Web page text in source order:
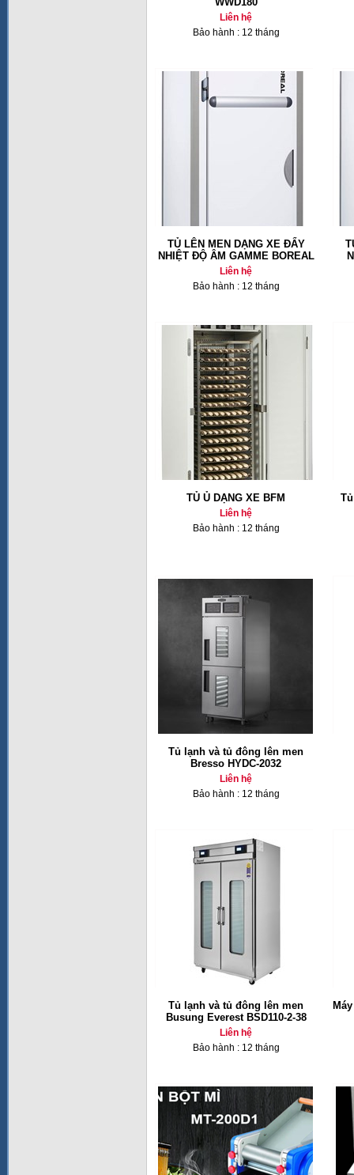
Liên hệ
Bảo hành : 12 tháng
TỦ LÊN MEN DẠNG XE ĐẨY
NHIỆT ĐỘ ÂM GAMME BOREAL
Liên hệ
Bảo hành : 12 tháng
TỦ Ủ DẠNG XE BFM
Liên hệ
Bảo hành : 12 tháng
Tủ lạnh và tủ đông lên men
Bresso HYDC-2032
Liên hệ
Bảo hành : 12 tháng
Tủ lạnh và tủ đông lên men
Busung Everest BSD110-2-38
Liên hệ
Bảo hành : 12 tháng